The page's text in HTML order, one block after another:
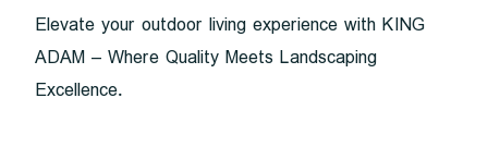
Elevate your outdoor living experience with KING
ADAM – Where Quality Meets Landscaping
Excellence.